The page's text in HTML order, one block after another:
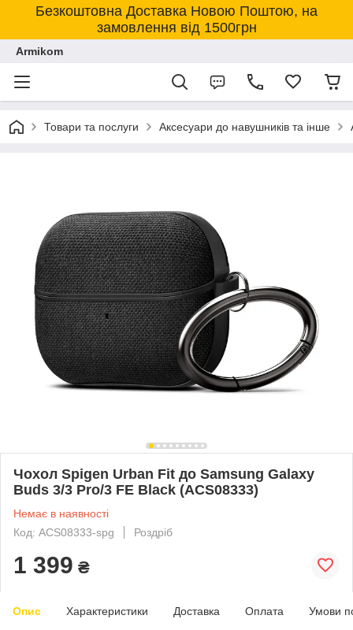
Безкоштовна Доставка Новою Поштою, на
замовлення від 1500грн
Armikom
Товари та послуги Аксесуари до навушників та інше
Чохол Spigen Urban Fit до Samsung Galaxy
Buds 3/3 Pro/3 FE Black (ACS08333)
Немає в наявності
Код: ACS08333-spg
Роздріб
1 399 ₴
Опис Характеристики Доставка Оплата Умови